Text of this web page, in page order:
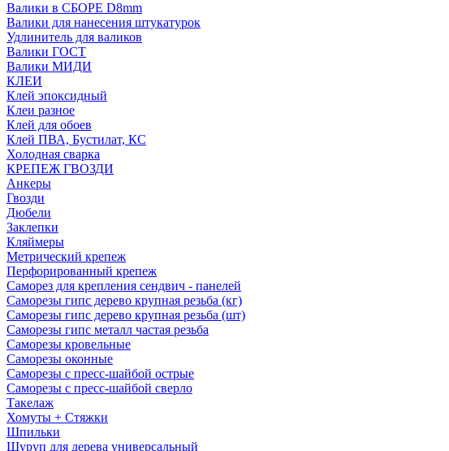
Валики в СБОРЕ D8mm
Валики для нанесения штукатурок
Удлинитель для валиков
Валики ГОСТ
Валики МИДИ
КЛЕИ
Клей эпоксидный
Клеи разное
Клей для обоев
Клей ПВА, Бустилат, КС
Холодная сварка
КРЕПЕЖ ГВОЗДИ
Анкеры
Гвозди
Дюбели
Заклепки
Кляймеры
Метрический крепеж
Перфорированный крепеж
Саморез для крепления сендвич - панелей
Саморезы гипс дерево крупная резьба (кг)
Саморезы гипс дерево крупная резьба (шт)
Саморезы гипс металл частая резьба
Саморезы кровельные
Саморезы оконные
Саморезы с пресс-шайбой острые
Саморезы с пресс-шайбой сверло
Такелаж
Хомуты + Стяжки
Шпильки
Шуруп для дерева универсальный